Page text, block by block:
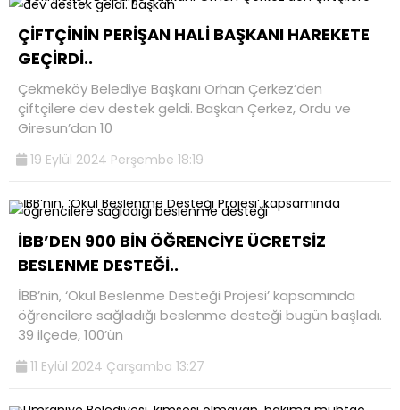
ÇİFTÇİNİN PERİŞAN HALİ BAŞKANI HAREKETE
GEÇİRDİ..
Çekmeköy Belediye Başkanı Orhan Çerkez’den
çiftçilere dev destek geldi. Başkan Çerkez, Ordu ve
Giresun’dan 10
19 Eylül 2024 Perşembe 18:19
İBB’DEN 900 BİN ÖĞRENCİYE ÜCRETSİZ
BESLENME DESTEĞİ..
İBB’nin, ‘Okul Beslenme Desteği Projesi’ kapsamında
öğrencilere sağladığı beslenme desteği bugün başladı.
39 ilçede, 100’ün
11 Eylül 2024 Çarşamba 13:27